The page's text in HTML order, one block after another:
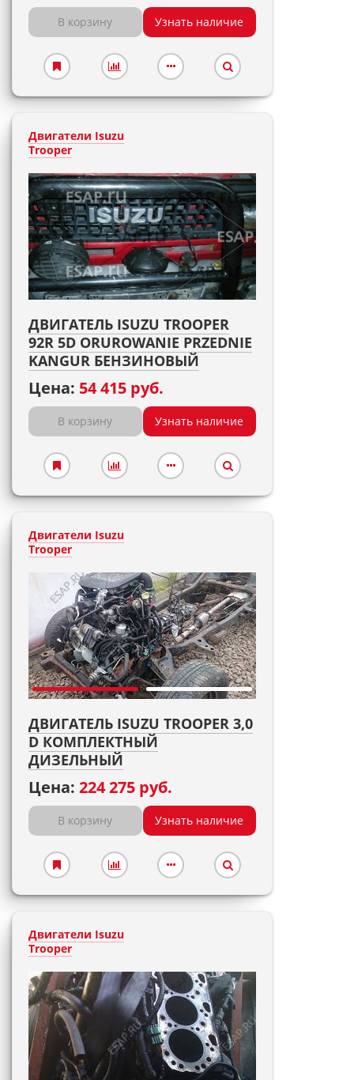
В корзину Узнать наличие
Двигатели Isuzu
Trooper
ДВИГАТЕЛЬ ISUZU TROOPER
92R 5D ORUROWANIE PRZEDNIE
KANGUR БЕНЗИНОВЫЙ
Цена: 54 415 руб.
В корзину Узнать наличие
Двигатели Isuzu
Trooper
ДВИГАТЕЛЬ ISUZU TROOPER 3,0
D КОМПЛЕКТНЫЙ
ДИЗЕЛЬНЫЙ
Цена: 224 275 руб.
В корзину Узнать наличие
Двигатели Isuzu
Trooper